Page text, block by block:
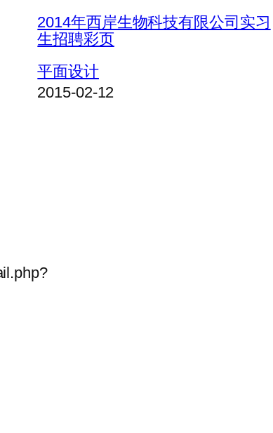
2014年西岸生物科技有限公司实习
生招聘彩页
平面设计
2015-02-12